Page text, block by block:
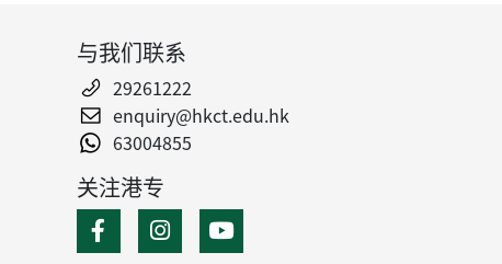
与我们联系
29261222
enquiry@hkct.edu.hk
63004855
关注港专